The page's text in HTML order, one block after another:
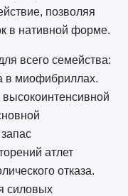
позволяя
в нативной форме.
всего семейства:
в миофибриллах.
атлет
отказа.
силовых